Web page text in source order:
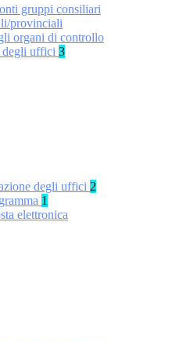
gruppi consiliari
provinciali
organi di controllo
uffici 3
degli uffici 2
1
elettronica